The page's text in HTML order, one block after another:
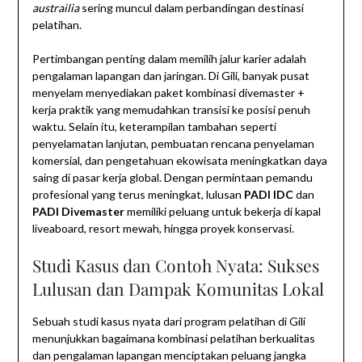
austrailiasering muncul dalam perbandingan destinasi
pelatihan.
Pertimbangan penting dalam memilih jalur karier adalah
pengalaman lapangan dan jaringan. Di Gili, banyak pusat
menyelam menyediakan paket kombinasi divemaster +
kerja praktik yang memudahkan transisi ke posisi penuh
waktu. Selain itu, keterampilan tambahan seperti
penyelamatan lanjutan, pembuatan rencana penyelaman
komersial, dan pengetahuan ekowisata meningkatkan daya
saing di pasar kerja global. Dengan permintaan pemandu
profesional yang terus meningkat, lulusan PADI IDCdan
PADI Divemastermemiliki peluang untuk bekerja di kapal
liveaboard, resort mewah, hingga proyek konservasi.
Studi Kasus dan Contoh Nyata: Sukses
Lulusan dan Dampak Komunitas Lokal
Sebuah studi kasus nyata dari program pelatihan di Gili
menunjukkan bagaimana kombinasi pelatihan berkualitas
dan pengalaman lapangan menciptakan peluang jangka